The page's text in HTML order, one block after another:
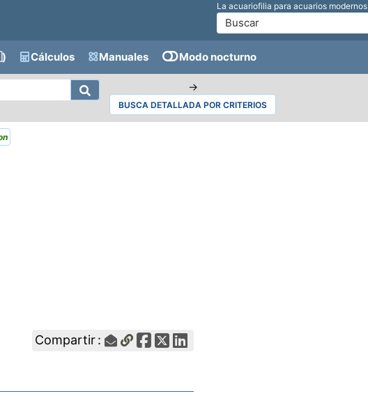
La acuariofilia para acuarios modernos
Cálculos Manuales Modo nocturno
→
BUSCA DETALLADA POR CRITERIOS
Compartir :